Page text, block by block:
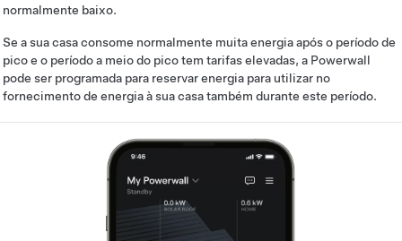
normalmente baixo.
Se a sua casa consome normalmente muita energia após o período de
pico e o período a meio do pico tem tarifas elevadas, a Powerwall
pode ser programada para reservar energia para utilizar no
fornecimento de energia à sua casa também durante este período.